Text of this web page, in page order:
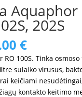
Aquaphor
202S
€.
€Current
price
is:
55.00 €.
100S. Tinka osmoso
sulaiko virusus,
keičiami
kontakto keitimo